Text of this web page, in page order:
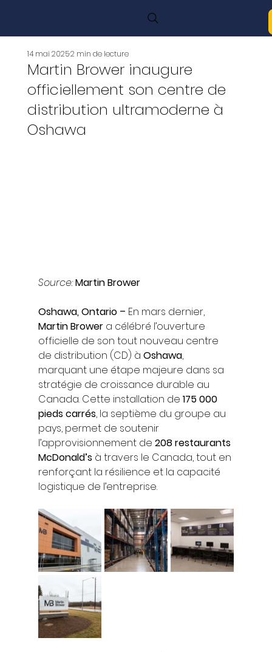
Martin Brower inaugure
officiellement son centre de
distribution ultramoderne à
Oshawa
14 mai 20252 min de lecture
Source: Martin Brower
Oshawa, Ontario – En mars dernier,
Martin Brower a célébré l’ouverture
officielle de son tout nouveau centre
de distribution (CD) à Oshawa,
marquant une étape majeure dans sa
stratégie de croissance durable au
Canada. Cette installation de 175 000
pieds carrés, la septième du groupe au
pays, permet de soutenir
l’approvisionnement de 208 restaurants
McDonald’s à travers le Canada, tout en
renforçant la résilience et la capacité
logistique de l’entreprise.